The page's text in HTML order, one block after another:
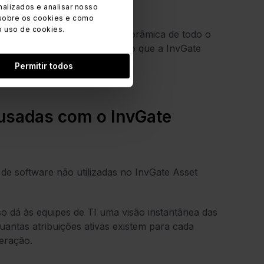
e analisar nosso
os cookies e como
uso de cookies.
Permitir todos
oferece uma visão panorâmica de todo o
e é exatamente isso que a InvGate
com o InvGate
software não utilizadas no InvGate Asset
dá às equipes de TI uma visão instantânea das
atribuições ativas existem para cada